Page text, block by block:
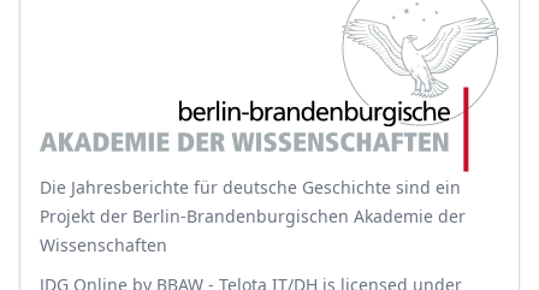
Die Jahresberichte für deutsche Geschichte sind ein
Projekt der Berlin-Brandenburgischen Akademie der
Wissenschaften
JDG Online by BBAW - Telota IT/DH is licensed under